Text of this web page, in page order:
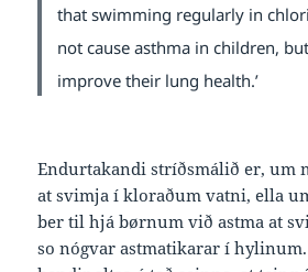
that swimming regularly in
not cause asthma in children,
improve their lung health.’
Endurtakandi stríðsmálið er, um
at svimja í kloraðum vatni, ella
ber til hjá børnum við astma at
so nógvar astmatikarar í